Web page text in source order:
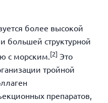
более высокой
большей структурной
с морским.[2] Это
тройной
препаратов,